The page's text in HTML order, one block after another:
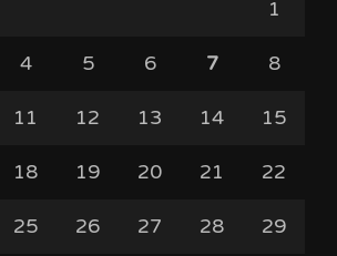
1
4 5 6 7 8
11 12 13 14 15
18 19 20 21 22
25 26 27 28 29